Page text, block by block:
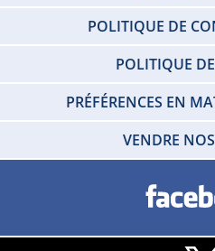
POLITIQUE DE
POLITIQUE
PRÉFÉRENCES EN
VENDRE